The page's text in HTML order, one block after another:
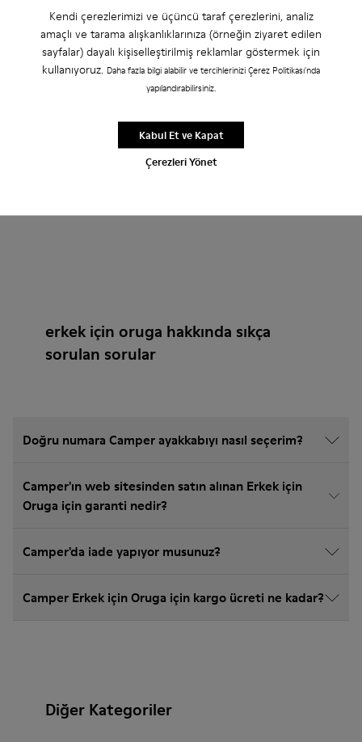
Kendi çerezlerimizi ve üçüncü taraf çerezlerini, analiz
amaçlı ve tarama alışkanlıklarınıza (örneğin ziyaret edilen
sayfalar) dayalı kişiselleştirilmiş reklamlar göstermek için
kullanıyoruz. Daha fazla bilgi alabilir ve tercihlerinizi Çerez Politikası'nda
yapılandırabilirsiniz.
Çerezleri Yönet
Kabul Et ve Kapat
Oruga
₺4.899
₺6.999 -30%
erkek için oruga hakkında sıkça
sorulan sorular
Doğru numara Camper ayakkabıyı nasıl seçerim?
Camper'ın web sitesinden satın alınan Erkek için
Oruga için garanti nedir?
Camper'da iade yapıyor musunuz?
Camper Erkek için Oruga için kargo ücreti ne kadar?
Diğer Kategoriler